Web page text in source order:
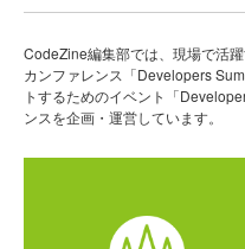
CodeZine編集部では、現場で活
カンファレンス「Developers
トするためのイベント「
ンスを企画・運営しています。